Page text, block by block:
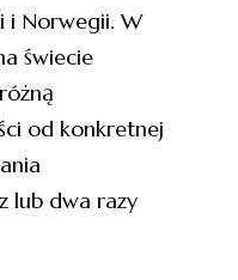
i Norwegii. W
świecie
od konkretnej
lub dwa razy